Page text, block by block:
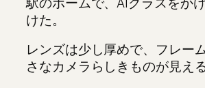
けた。
レンズは少し厚めで、フレー
さなカメラらしきものが見える